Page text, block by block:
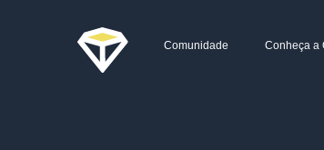
Comunidade Conheça a